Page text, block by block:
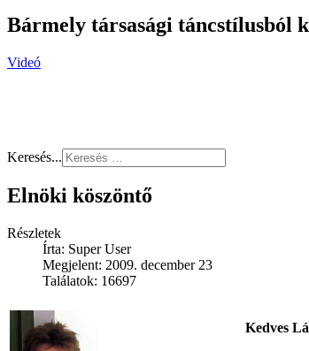
Bármely társasági táncstílusból
Videó
Keresés...
Elnöki köszöntő
Részletek
Írta: Super User
Megjelent: 2009. december 23
Találatok: 16697
Kedves